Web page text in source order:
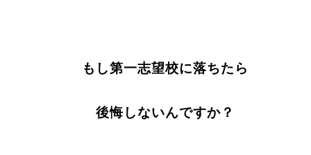
もし第一志望校に落ちたら
後悔しないんですか？